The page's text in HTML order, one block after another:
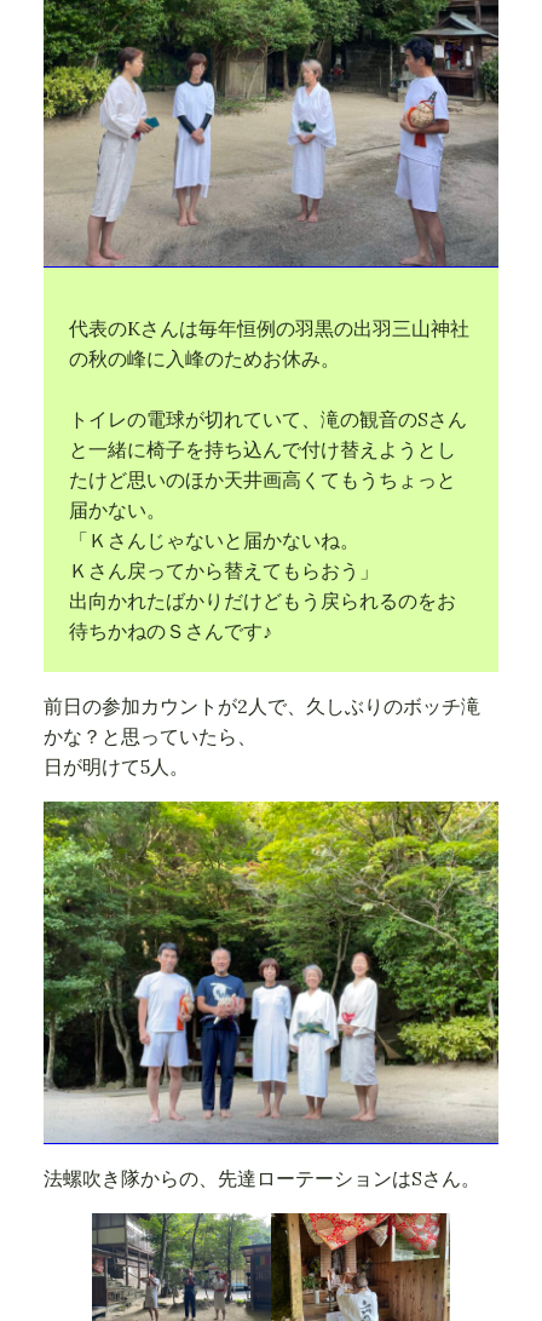
代表のKさんは毎年恒例の羽黒の出羽三山神社
の秋の峰に入峰のためお休み。
トイレの電球が切れていて、滝の観音のSさん
と一緒に椅子を持ち込んで付け替えようとし
たけど思いのほか天井画高くてもうちょっと
届かない。
「Ｋさんじゃないと届かないね。
Ｋさん戻ってから替えてもらおう」
出向かれたばかりだけどもう戻られるのをお
待ちかねのＳさんです♪
前日の参加カウントが2人で、久しぶりのボッチ滝
かな？と思っていたら、
日が明けて5人。
法螺吹き隊からの、先達ローテーションはSさん。